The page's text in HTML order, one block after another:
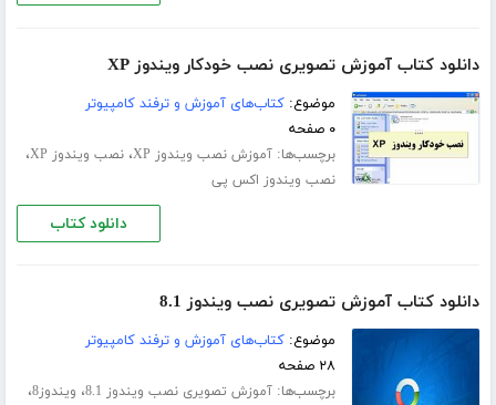
دانلود کتاب آموزش تصویری نصب خودکار ویندوز XP
موضوع:کتاب‌های آموزش و ترفند کامپیوتر
۰ صفحه
برچسب‌ها:آموزش نصب ویندوز XP ،نصب ویندوز XP ،
نصب ویندوز اکس پی
دانلود کتاب
دانلود کتاب آموزش تصویری نصب ویندوز 8.1
موضوع:کتاب‌های آموزش و ترفند کامپیوتر
۲۸ صفحه
برچسب‌ها:آموزش تصویری نصب ویندوز 8.1 ، ویندوز8 ،